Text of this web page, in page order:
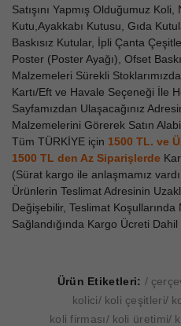
Satışını Yapmış Olduğumuz
Kutu,Ayakkabı Kutusu, Gıda
Baskısız Kutular, İpli Çanta
Poster (Poster Ayağı), Ofset
Malzemeleri Sürekli
Kartı/Eft ve Havale Seçeneği İle
Sayfamızdan Ulaşacağınız
Malzemelerini Görerek Satın
Tüm TÜRKİYE için 1500 TL. ve
1500 TL den Az Siparişlerde
(Sürat kargo ile anlaşmamız
Ürünlerin Teslimat Adresinin
Değişebilir, Teslimat
Sağlandığında Kargo Ücreti
Ürün Etiketleri:
kolici
koli çeşitleri
koli firması
koli üretimi